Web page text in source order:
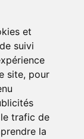
et
suivi
site, pour
trafic de
la